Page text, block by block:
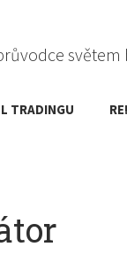
TRADINGU